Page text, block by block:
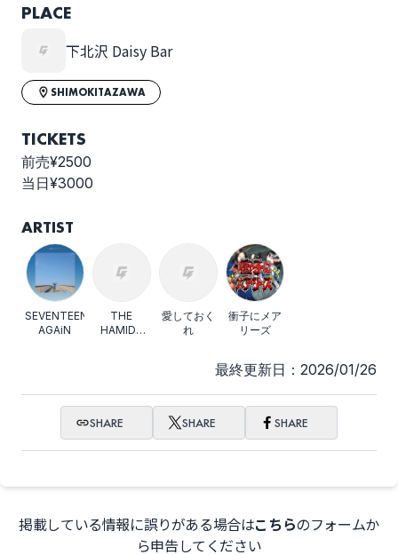
PLACE
下北沢 Daisy Bar
SHIMOKITAZAWA
TICKETS
前売¥2500
当日¥3000
ARTIST
SEVENTEEN
AGAiN
THE
HAMIDA
愛しておく
れ
衝子にメア
リーズ
最終更新日：2026/01/26
SHARE SHARE SHARE
掲載している情報に誤りがある場合はこちらのフォームか
ら申告してください